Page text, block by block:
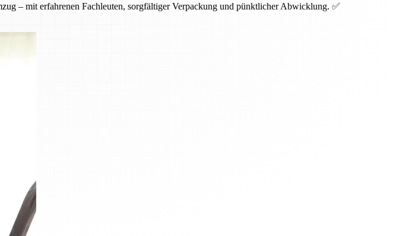
– mit erfahrenen Fachleuten, sorgfältiger Verpackung und pünktlicher Abwicklung. ✅